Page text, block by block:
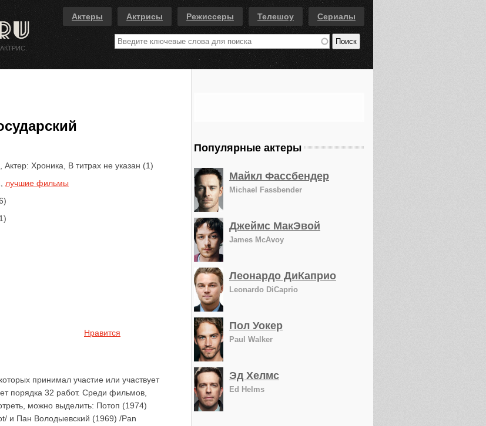
Актеры Актрисы Режиссеры Телешоу Сериалы
Актер: Хроника, В титрах не указан (1)
лучшие фильмы
Нравится
принимал участие или участвует
порядка 32 работ. Среди фильмов,
можно выделить: Потоп (1974)
и Пан Володыевский (1969) /Pan
Популярные актеры
Майкл Фассбендер
Michael Fassbender
Джеймс МакЭвой
James McAvoy
Леонардо ДиКаприо
Leonardo DiCaprio
Пол Уокер
Paul Walker
Эд Хелмс
Ed Helms